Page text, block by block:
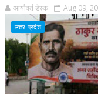
आर्यावर्त डेस्क Aug 09,
उत्तर-प्रदेश